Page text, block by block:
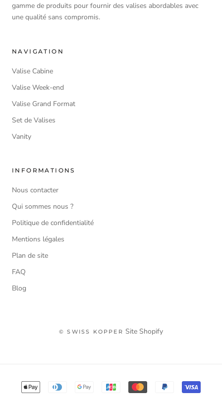
gamme de produits pour fournir des valises abordables avec
une qualité sans compromis.
NAVIGATION
Valise Cabine
Valise Week-end
Valise Grand Format
Set de Valises
Vanity
INFORMATIONS
Nous contacter
Qui sommes nous ?
Politique de confidentialité
Mentions légales
Plan de site
FAQ
Blog
© SWISS KOPPER Site Shopify